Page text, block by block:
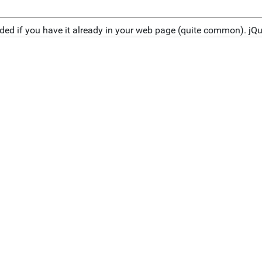
if you have it already in your web page (quite common).